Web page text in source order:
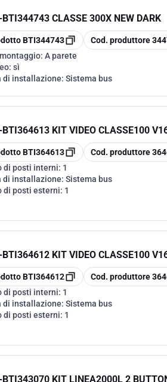
-BTI344743 CLASSE 300X NEW DARK
BTI344743 copia
Cod. produttore
A parete
sì
di installazione: Sistema bus
-BTI364613 KIT VIDEO CLASSE100
BTI364613 copia
Cod. produttore
di posti interni: 1
di installazione: Sistema bus
di posti esterni: 1
-BTI364612 KIT VIDEO CLASSE100
BTI364612 copia
Cod. produttore
di posti interni: 1
di installazione: Sistema bus
di posti esterni: 1
-BTI343070 KIT LINEA2000L 2